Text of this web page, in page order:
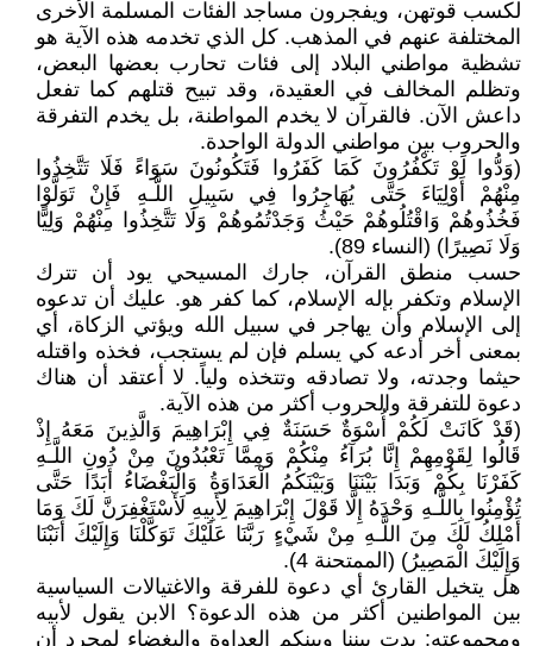
لكسب قوتهن، ويفجرون مساجد الفئات المسلمة الأخرى
المختلفة عنهم في المذهب. كل الذي تخدمه هذه الآية هو
تشظية مواطني البلاد إلى فئات تحارب بعضها البعض،
وتظلم المخالف في العقيدة، وقد تبيح قتلهم كما تفعل
داعش الآن. فالقرآن لا يخدم المواطنة، بل يخدم التفرقة
والحروب بين مواطني الدولة الواحدة.
(وَدُّوا لَوْ تَكْفُرُونَ كَمَا كَفَرُوا فَتَكُونُونَ سَوَاءً فَلَا تَتَّخِذُوا
مِنْهُمْ أَوْلِيَاءَ حَتَّى يُهَاجِرُوا فِي سَبِيلِ اللَّـهِ فَإِنْ تَوَلَّوْا
فَخُذُوهُمْ وَاقْتُلُوهُمْ حَيْثُ وَجَدْتُمُوهُمْ وَلَا تَتَّخِذُوا مِنْهُمْ وَلِيًّا
وَلَا نَصِيرًا) (النساء 89).
حسب منطق القرآن، جارك المسيحي يود أن تترك
الإسلام وتكفر بإله الإسلام، كما كفر هو. عليك أن تدعوه
إلى الإسلام وأن يهاجر في سبيل الله ويؤتي الزكاة، أي
بمعنى أخر أدعه كي يسلم فإن لم يستجب، فخذه واقتله
حيثما وجدته، ولا تصادقه وتتخذه ولياً. لا أعتقد أن هناك
دعوة للتفرقة والحروب أكثر من هذه الآية.
(قَدْ كَانَتْ لَكُمْ أُسْوَةٌ حَسَنَةٌ فِي إِبْرَاهِيمَ وَالَّذِينَ مَعَهُ إِذْ
قَالُوا لِقَوْمِهِمْ إِنَّا بُرَآءُ مِنْكُمْ وَمِمَّا تَعْبُدُونَ مِنْ دُونِ اللَّـهِ
كَفَرْنَا بِكُمْ وَبَدَا بَيْنَنَا وَبَيْنَكُمُ الْعَدَاوَةُ وَالْبَغْضَاءُ أَبَدًا حَتَّى
تُؤْمِنُوا بِاللَّـهِ وَحْدَهُ إِلَّا قَوْلَ إِبْرَاهِيمَ لِأَبِيهِ لَأَسْتَغْفِرَنَّ لَكَ وَمَا
أَمْلِكُ لَكَ مِنَ اللَّـهِ مِنْ شَيْءٍ رَبَّنَا عَلَيْكَ تَوَكَّلْنَا وَإِلَيْكَ أَنَبْنَا
وَإِلَيْكَ الْمَصِيرُ) (الممتحنة 4).
هل يتخيل القارئ أي دعوة للفرقة والاغتيالات السياسية
بين المواطنين أكثر من هذه الدعوة؟ الابن يقول لأبيه
ومجموعته: بدت بيننا وبينكم العداوة والبغضاء لمجرد أن